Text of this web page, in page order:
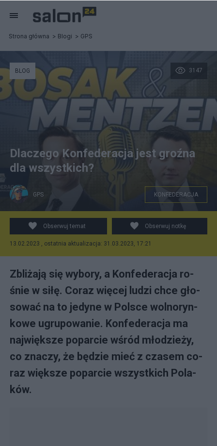
Strona główna Blogi GPS
3147
BLOG
Dlaczego Konfederacja jest groźna
dla wszystkich?
GPS KONFEDERACJA
Obserwuj temat Obserwuj notkę
13.02.2023 , ostatnia aktualizacja: 31.03.2023, 17:21
Zbli­ża­ją się wy­bo­ry, a Kon­fe­de­ra­cja ro­
śnie w si­łę. Co­raz więcej lu­dzi chce gło­
so­wać na to je­dy­ne w Pol­sce wol­no­ryn­
ko­we ugru­po­wa­nie. Kon­fe­de­ra­cja ma
naj­więk­sze po­par­cie wśród mło­dzie­ży,
co zna­czy, że bę­dzie mieć z cza­sem co­
raz więk­sze po­par­cie wszyst­ki­ch Po­la­
ków.